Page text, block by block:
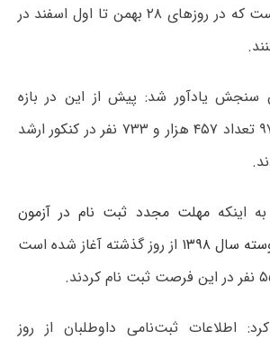
امکان فراهم شده است که در روزهای ۲۸ بهمن تا اول اسفند در
سنجش یادآور شد: پیش از این در بازه
زمانی ۱۶ تا ۲۵ آذر ۹۷ تعداد ۴۵۷ هزار و ۷۳۳ نفر در کنکور ارشد
اینکهمهلت مجدد ثبت نام در آزمون‌
سال ۱۳۹۸
از روز گذشته آغاز شده است
اطلاعات ثبت‌نامی داوطلبان از روز